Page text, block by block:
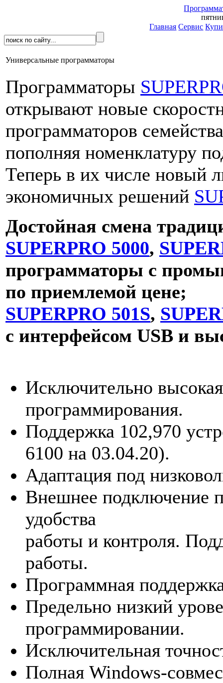
Главная Сервис
Универсальные программаторы
Программаторы
открывают новые
программаторов
пополняя номенклатуру
Теперь в их числе новый
экономичных решений
Достойная смена
SUPERPRO 5000,
программаторы с
по приемлемой цене;
SUPERPRO 501S,
с интерфейсом USB и
Исключительно
программирования.
Поддержка 102,970
6100 на 03.04.20).
Адаптация под
Внешнее подключение
удобства
работы и контроля.
работы.
Программная
Предельно низкий
программировании.
Исключительная
Полная Windows-